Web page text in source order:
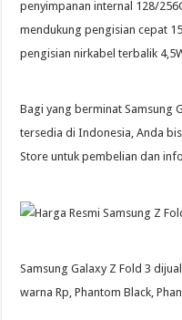
penyimpanan internal 128/
mendukung pengisian cepat
pengisian nirkabel terbalik
Bagi yang berminat Samsung
tersedia di Indonesia, Anda
Store untuk pembelian dan
Samsung Galaxy Z Fold 3
warna Rp, Phantom Black,